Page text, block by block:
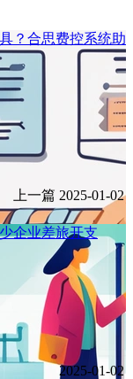
？合思费控系统助
上一篇 2025-01-02
企业差旅开支
2025-01-02